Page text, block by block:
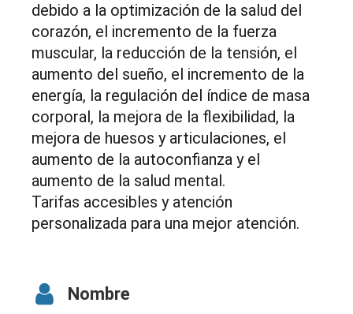
debido a la optimización de la salud del
corazón, el incremento de la fuerza
muscular, la reducción de la tensión, el
aumento del sueño, el incremento de la
energía, la regulación del índice de masa
corporal, la mejora de la flexibilidad, la
mejora de huesos y articulaciones, el
aumento de la autoconfianza y el
aumento de la salud mental.
Tarifas accesibles y atención
personalizada para una mejor atención.
Nombre